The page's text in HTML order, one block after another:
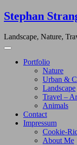
Skip
to
Stephan
Landscape, Nature,
Portfolio
Nature
Urban &
Landscape
Travel –
Animals
Contact
Impressum
Cookie-
About Me